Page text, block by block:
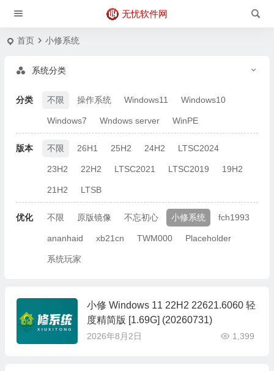
无忧软件网
首页 小修系统
系统分类
分类 不限 操作系统 Windows11 Windows10
Windows7 Wndows server WinPE
版本 不限 26H1 25H2 24H2 LTSC2024
23H2 22H2 LTSC2021 LTSC2019 19H2
21H2 LTSB
优化 不限 原版镜像 不忘初心 小修系统 fch1993
ananhaid xb21cn TWM000 Placeholder
系统玩家
小修 Windows 11 22H2 22621.6060 轻
度精简版 [1.69G] (20260731)
2026年8月2日 1,399